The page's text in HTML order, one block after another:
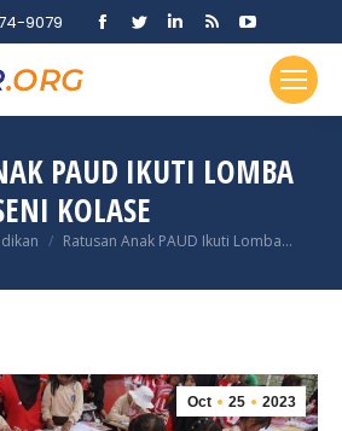
9079
Facebook
in
window
Twitter
in
window
Linkedin
in
window
Rss
opens
in
window
YouTube
page
opens
in
window
PAUD IKUTI LOMBA
KOLASE
Ratusan Anak PAUD Ikuti Lomba…
Oct 25 2023